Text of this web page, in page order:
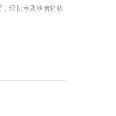
经初审及格者将收